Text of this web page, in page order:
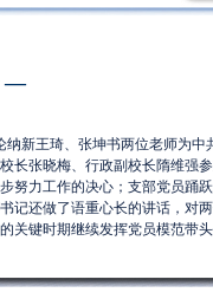
—
新王琦、张坤书两位老师为中
长张晓梅、行政副校长隋维强参
努力工作的决心；支部党员踊
记还做了语重心长的讲话，对
关键时期继续发挥党员模范带